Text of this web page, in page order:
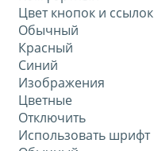
Цвет кнопок и ссылок
Обычный
Красный
Синий
Изображения
Цветные
Отключить
Использовать шрифт